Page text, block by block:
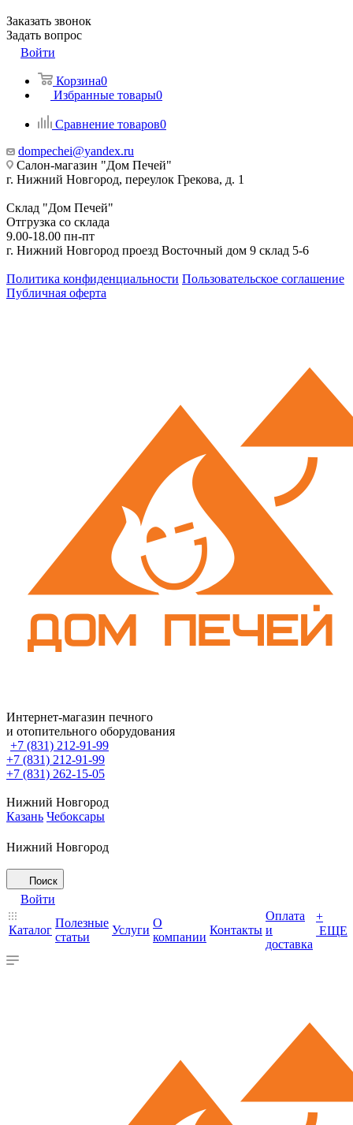
Заказать звонок
Задать вопрос
Войти
Корзина0
Избранные товары0
Сравнение товаров0
dompechei@yandex.ru
Салон-магазин "Дом Печей"
г. Нижний Новгород, переулок Грекова, д. 1
Склад "Дом Печей"
Отгрузка со склада
9.00-18.00 пн-пт
г. Нижний Новгород проезд Восточный дом 9 склад 5-6
Политика конфиденциальности Пользовательское соглашение
Публичная оферта
Интернет-магазин печного
и отопительного оборудования
+7 (831) 212-91-99
+7 (831) 212-91-99
+7 (831) 262-15-05
Нижний Новгород
Казань Чебоксары
Нижний Новгород
Поиск
Войти
Каталог
Полезные
статьи
Услуги
О
компании
Контакты
Оплата
и
доставка
+
ЕЩЕ